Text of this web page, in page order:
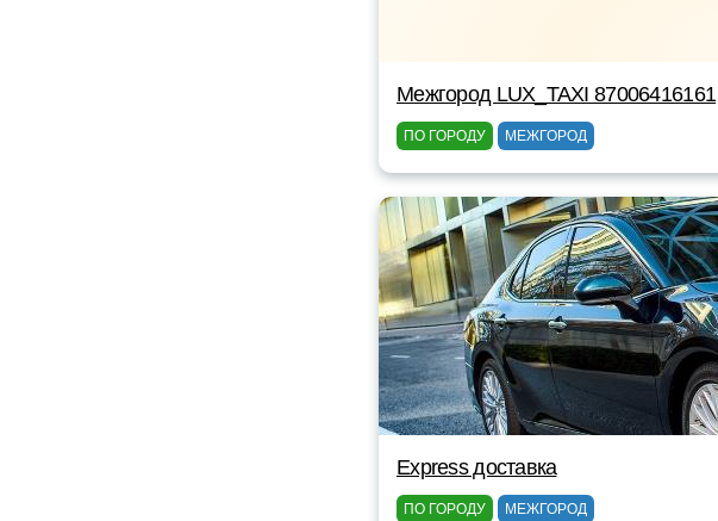
Межгород LUX_TAXI 87006416161
ПО ГОРОДУ МЕЖГОРОД
Express доставка
ПО ГОРОДУ МЕЖГОРОД